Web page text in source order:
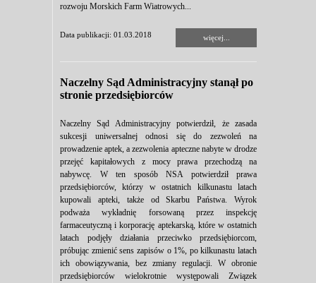
rozwoju Morskich Farm Wiatrowych...
Data publikacji: 01.03.2018 więcej...
Naczelny Sąd Administracyjny stanął po
stronie przedsiębiorców
Naczelny Sąd Administracyjny potwierdził, że zasada
sukcesji uniwersalnej odnosi się do zezwoleń na
prowadzenie aptek, a zezwolenia apteczne nabyte w drodze
przejęć kapitałowych z mocy prawa przechodzą na
nabywcę. W ten sposób NSA potwierdził prawa
przedsiębiorców, którzy w ostatnich kilkunastu latach
kupowali apteki, także od Skarbu Państwa. Wyrok
podważa wykładnię forsowaną przez inspekcję
farmaceutyczną i korporację aptekarską, które w ostatnich
latach podjęły działania przeciwko przedsiębiorcom,
próbując zmienić sens zapisów o 1%, po kilkunastu latach
ich obowiązywania, bez zmiany regulacji. W obronie
przedsiębiorców wielokrotnie występowali Związek